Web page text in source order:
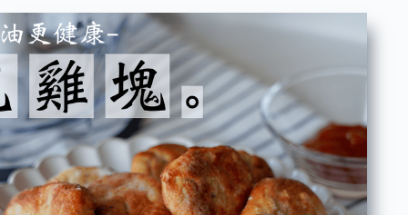
容